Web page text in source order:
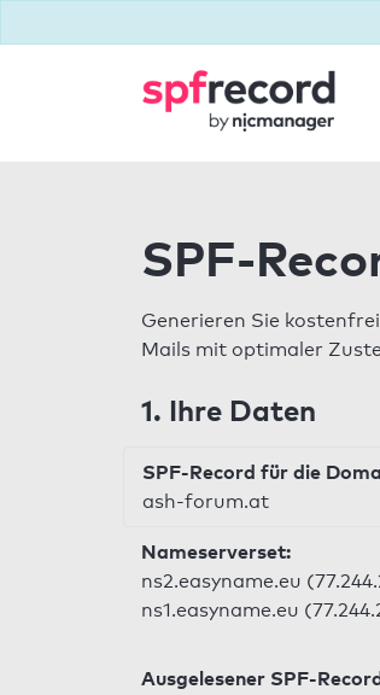
SPF-
Generieren Sie
Mails mit optimaler
1. Ihre Daten
SPF-Record für die
ash-forum.at
Nameserverset:
ns2.easyname.eu
ns1.easyname.eu
Ausgelesener SPF-